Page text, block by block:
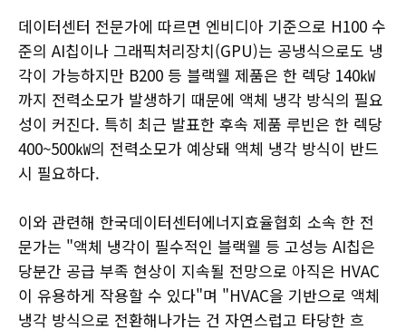
데이터센터 전문가에 따르면 엔비디아 기준으로 H100 수
준의 AI칩이나 그래픽처리장치(GPU)는 공냉식으로도 냉
각이 가능하지만 B200 등 블랙웰 제품은 한 렉당 140㎾
까지 전력소모가 발생하기 때문에 액체 냉각 방식의 필요
성이 커진다. 특히 최근 발표한 후속 제품 루빈은 한 렉당
400~500㎾의 전력소모가 예상돼 액체 냉각 방식이 반드
시 필요하다.
이와 관련해 한국데이터센터에너지효율협회 소속 한 전
문가는 "액체 냉각이 필수적인 블랙웰 등 고성능 AI칩은
당분간 공급 부족 현상이 지속될 전망으로 아직은 HVAC
이 유용하게 작용할 수 있다"며 "HVAC을 기반으로 액체
냉각 방식으로 전환해나가는 건 자연스럽고 타당한 흐